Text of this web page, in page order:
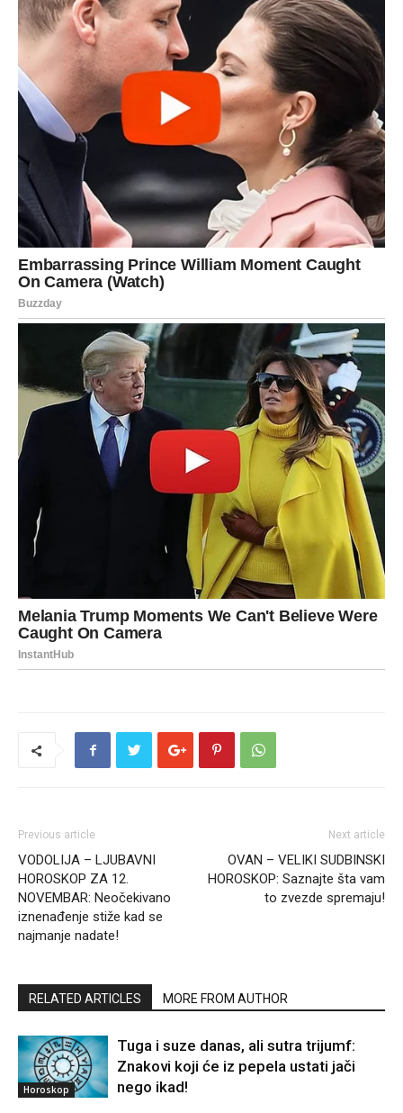
Previous article
VODOLIJA – LJUBAVNI
HOROSKOP ZA 12.
NOVEMBAR: Neočekivano
iznenađenje stiže kad se
najmanje nadate!
Next article
OVAN – VELIKI SUDBINSKI
HOROSKOP: Saznajte šta vam
to zvezde spremaju!
RELATED ARTICLES MORE FROM AUTHOR
Horoskop
Tuga i suze danas, ali sutra trijumf:
Znakovi koji će iz pepela ustati jači
nego ikad!